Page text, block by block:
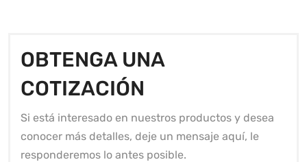
OBTENGA UNA
COTIZACIÓN
Si está interesado en nuestros productos y desea
conocer más detalles, deje un mensaje aquí, le
responderemos lo antes posible.